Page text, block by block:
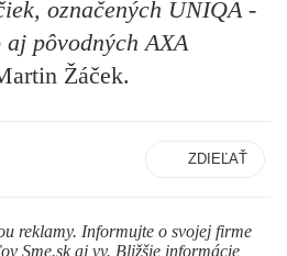
označených UNIQA -
pôvodných AXA
Žáček.
ZDIEĽAŤ
reklamy. Informujte o svojej firme
Sme.sk aj vy. Bližšie informácie